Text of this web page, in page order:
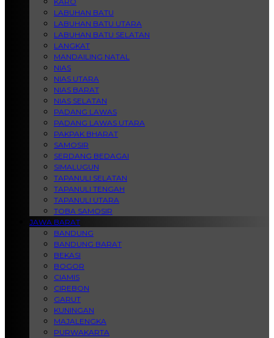
LABUHAN BATU
LABUHAN BATU UTARA
LABUHAN BATU SELATAN
LANGKAT
MANDAILING NATAL
NIAS
NIAS UTARA
NIAS BARAT
NIAS SELATAN
PADANG LAWAS
PADANG LAWAS UTARA
PAKPAK BHARAT
SAMOSIR
SERDANG BEDAGAI
SIMALUGUN
TAPANULI SELATAN
TAPANULI TENGAH
TAPANULI UTARA
TOBA SAMOSIR
JAWA BARAT
BANDUNG
BANDUNG BARAT
BEKASI
BOGOR
CIAMIS
CIREBON
GARUT
KUNINGAN
MAJALENGKA
PURWAKARTA